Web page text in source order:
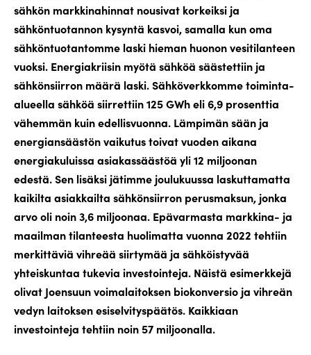
sähkön markkinahinnat nousivat korkeiksi ja
sähköntuotannon kysyntä kasvoi, samalla kun oma
sähköntuotantomme laski hieman huonon vesitilanteen
vuoksi. Energiakriisin myötä sähköä säästettiin ja
sähkönsiirron määrä laski. Sähköverkkomme toiminta-
alueella sähköä siirrettiin 125 GWh eli 6,9 prosenttia
vähemmän kuin edellisvuonna. Lämpimän sään ja
energiansäästön vaikutus toivat vuoden aikana
energiakuluissa asiakassäästöä yli 12 miljoonan
edestä. Sen lisäksi jätimme joulukuussa laskuttamatta
kaikilta asiakkailta sähkönsiirron perusmaksun, jonka
arvo oli noin 3,6 miljoonaa. Epävarmasta markkina- ja
maailman tilanteesta huolimatta vuonna 2022 tehtiin
merkittäviä vihreää siirtymää ja sähköistyvää
yhteiskuntaa tukevia investointeja. Näistä esimerkkejä
olivat Joensuun voimalaitoksen biokonversio ja vihreän
vedyn laitoksen esiselvityspäätös. Kaikkiaan
investointeja tehtiin noin 57 miljoonalla.